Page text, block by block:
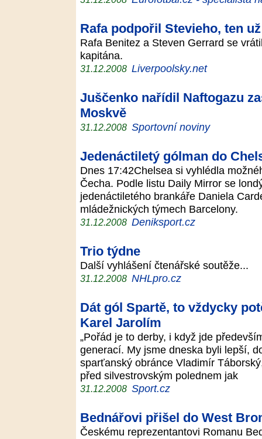
Rafa podpořil Stevieho, ten
Rafa Benitez a Steven Gerrard se
kapitána.
31.12.2008 Liverpoolsky.net
Juščenko nařídil Naftogazu
Moskvě
31.12.2008 Sportovní noviny
Jedenáctiletý gólman do
Dnes 17:42Chelsea si vyhlédla
Čecha. Podle listu Daily Mirror se
jedenáctiletého brankáře Daniela
mládežnických týmech Barcelony.
31.12.2008 Deniksport.cz
Trio týdne
Další vyhlášení čtenářské soutěže...
31.12.2008 NHLpro.cz
Dát gól Spartě, to vždycky
Karel Jarolím
„Pořád je to derby, i když jde
generací. My jsme dneska byli lepší,
sparťanský obránce Vladimír
před silvestrovským polednem jak
31.12.2008 Sport.cz
Bednářovi přišel do West
Českému reprezentantovi Romanu